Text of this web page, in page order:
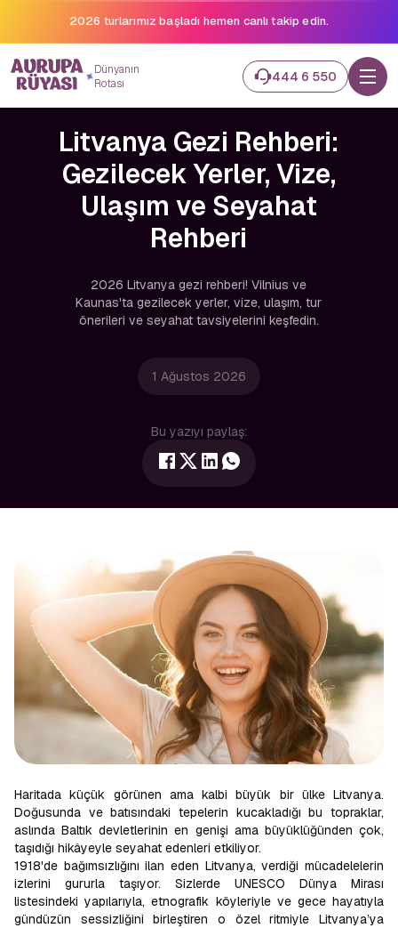
2026 turlarımız başladı hemen canlı takip edin.
Dünyanın
Rotası
444 6 550
Litvanya Gezi Rehberi:
Gezilecek Yerler, Vize,
Ulaşım ve Seyahat
Rehberi
2026 Litvanya gezi rehberi! Vilnius ve
Kaunas'ta gezilecek yerler, vize, ulaşım, tur
önerileri ve seyahat tavsiyelerini keşfedin.
1 Ağustos 2026
Bu yazıyı paylaş:
Haritada küçük görünen ama kalbi büyük bir ülke Litvanya.
Doğusunda ve batısındaki tepelerin kucakladığı bu topraklar,
aslında Baltık devletlerinin en genişi ama büyüklüğünden çok,
taşıdığı hikâyeyle seyahat edenleri etkiliyor.
1918'de bağımsızlığını ilan eden Litvanya, verdiği mücadelelerin
izlerini gururla taşıyor. Sizlerde UNESCO Dünya Mirası
listesindeki yapılarıyla, etnografik köyleriyle ve gece hayatıyla
gündüzün sessizliğini birleştiren o özel ritmiyle Litvanya’ya